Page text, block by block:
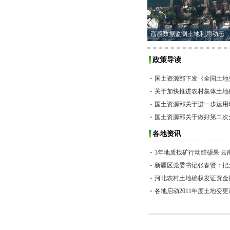
遥感数据监测土地利用动态
政策导读
国土资源部下发《全国土
关于加快推进农村集体土
国土资源部关于进一步运
国土资源部关于做好第二
各地资讯